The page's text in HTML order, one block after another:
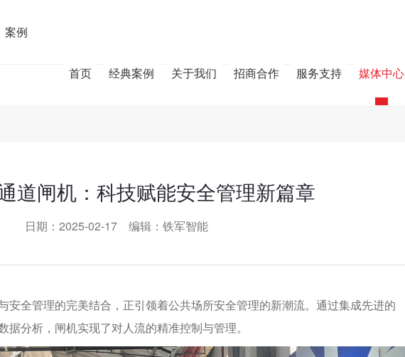
案例
首页 经典案例 关于我们 招商合作 服务支持 媒体中心
道闸机：科技赋能安全管理新篇章
日期：2025-02-17 编辑：铁军智能
安全管理的完美结合，正引领着公共场所安全管理的新潮流。通过集成先进的
分析，闸机实现了对人流的精准控制与管理。